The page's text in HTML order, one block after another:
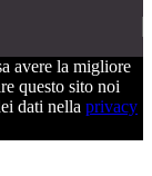
avere la migliore
questo sito noi
dati nella privacy